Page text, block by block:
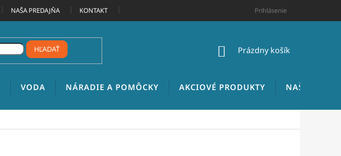
NAŠA PREDAJŇA KONTAKT CENNÍK INŠTALATÉRSKYCH PRÁC
Prihlásenie
HĽADAŤ
NÁKUPNÝ
Prázdny košík
VODA NÁRADIE A POMÔCKY AKCIOVÉ PRODUKTY NAŠE